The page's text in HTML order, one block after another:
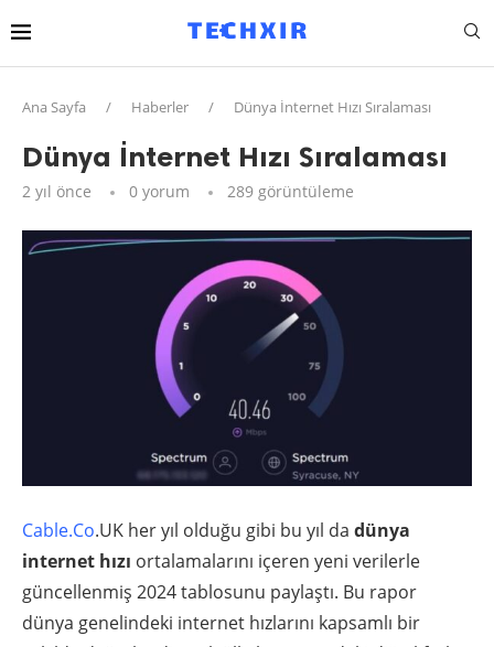
Ana Sayfa / Haberler / Dünya İnternet Hızı Sıralaması
Dünya İnternet Hızı Sıralaması
2 yıl önce 0 yorum 289 görüntüleme
Cable.Co.UK her yıl olduğu gibi bu yıl da dünya
internet hızı ortalamalarını içeren yeni verilerle
güncellenmiş 2024 tablosunu paylaştı. Bu rapor
dünya genelindeki internet hızlarını kapsamlı bir